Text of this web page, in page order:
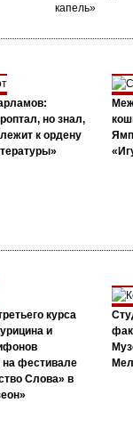
капель»
но знал,
к ордену
курса
и
фестивале
Слова» в